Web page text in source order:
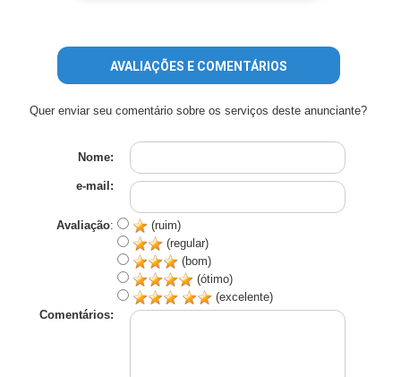
AVALIAÇÕES E COMENTÁRIOS
Quer enviar seu comentário sobre os serviços deste anunciante?
Nome:
e-mail:
Avaliação:
(ruim)
(regular)
(bom)
(ótimo)
(excelente)
Comentários: